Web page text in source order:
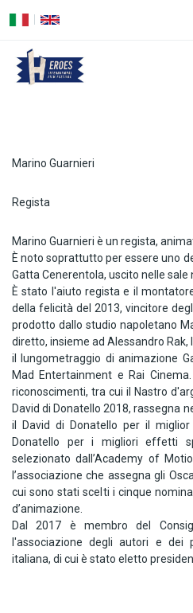
principale
Marino Guarnieri
Regista
Marino Guarnieri è un regista,
È noto soprattutto per essere uno
Gatta Cenerentola, uscito nelle sale
È stato l'aiuto regista e il
della felicità del 2013, vincitore
prodotto dallo studio napoletano
diretto, insieme ad Alessandro Rak,
il lungometraggio di animazione
Mad Entertainment e Rai
riconoscimenti, tra cui il Nastro
David di Donatello 2018, rassegna
il David di Donatello per il
Donatello per i migliori effetti
selezionato dall’Academy of
l’associazione che assegna gli
cui sono stati scelti i cinque
d’animazione.
Dal 2017 è membro del
l'associazione degli autori e dei
italiana, di cui è stato eletto